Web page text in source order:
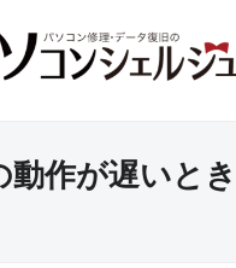
作が遅いと